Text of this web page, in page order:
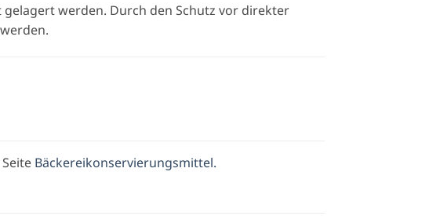
werden. Durch den Schutz vor direkter
Bäckereikonservierungsmittel.